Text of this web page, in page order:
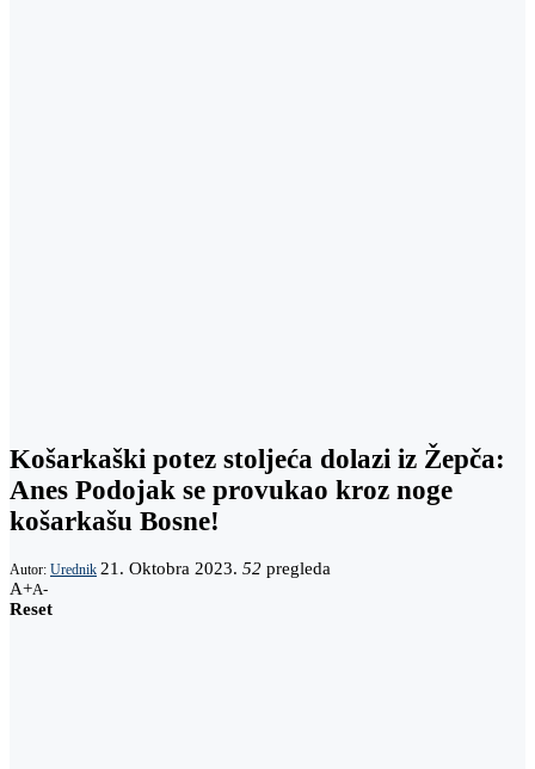
Košarkaški potez stoljeća dolazi iz Žepča:
Anes Podojak se provukao kroz noge
košarkašu Bosne!
Autor: Urednik 21. Oktobra 2023. 52 pregleda
A+A-
Reset